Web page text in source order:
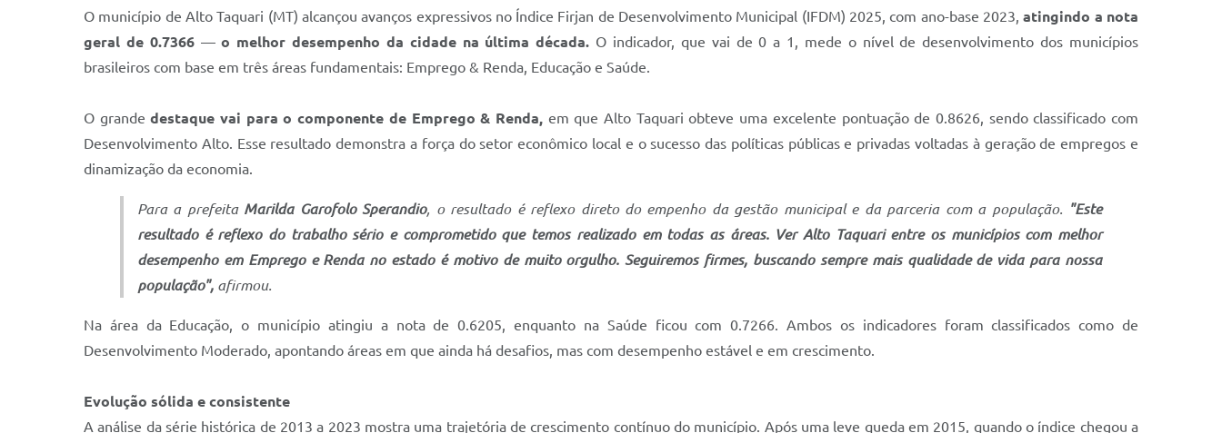
O município de Alto Taquari (MT) alcançou avanços expressivos no Índice Firjan de Desenvolvimento Municipal (IFDM) 2025, com ano-base 2023,atingindo a nota
geral de 0.7366—o melhor desempenho da cidade na última década. O indicador, que vai de 0 a 1, mede o nível de desenvolvimento dos municípios
brasileiros com base em três áreas fundamentais: Emprego & Renda, Educação e Saúde.
O grandedestaque vai para o componente de Emprego & Renda,em que Alto Taquari obteve uma excelente pontuação de 0.8626, sendo classificado com
Desenvolvimento Alto. Esse resultado demonstra a força do setor econômico local e o sucesso das políticas públicas e privadas voltadas à geração de empregos e
dinamização da economia.
Para a prefeita Marilda Garofolo Sperandio, o resultado é reflexo direto do empenho da gestão municipal e da parceria com a população. "Este
resultado é reflexo do trabalho sério e comprometido que temos realizado em todas as áreas. Ver Alto Taquari entre os municípios com melhor
desempenho em Emprego e Renda no estado é motivo de muito orgulho. Seguiremos firmes, buscando sempre mais qualidade de vida para nossa
população", afirmou.
Na área da Educação, o município atingiu a nota de 0.6205, enquanto na Saúde ficou com 0.7266. Ambos os indicadores foram classificados como de
Desenvolvimento Moderado, apontando áreas em que ainda há desafios, mas com desempenho estável e em crescimento.
Evolução sólida e consistente
A análise da série histórica de 2013 a 2023 mostra uma trajetória de crescimento contínuo do município. Após uma leve queda em 2015, quando o índice chegou a